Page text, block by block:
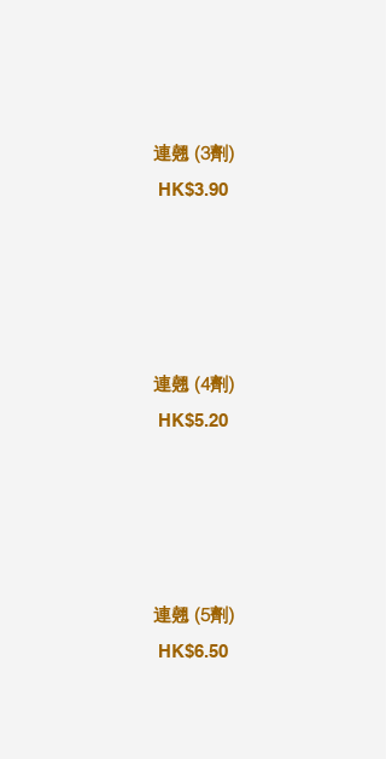
連翹 (3劑)
HK$3.90
連翹 (4劑)
HK$5.20
連翹 (5劑)
HK$6.50